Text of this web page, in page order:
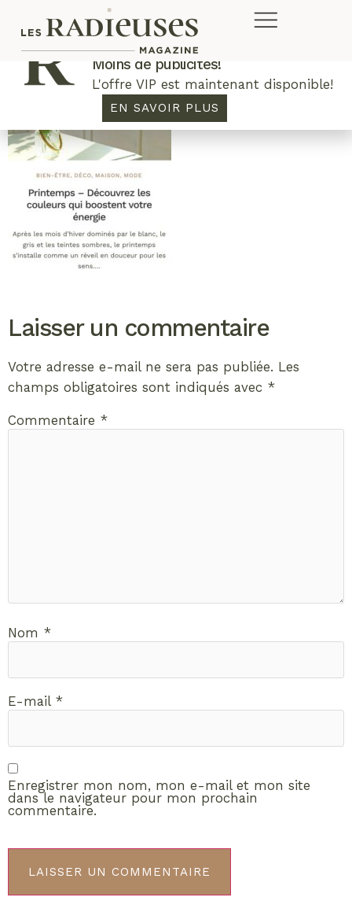
Laisser un commentaire
Votre adresse e-mail ne sera pas publiée. Les
champs obligatoires sont indiqués avec *
Commentaire *
Nom *
E-mail *
Enregistrer mon nom, mon e-mail et mon site
dans le navigateur pour mon prochain
commentaire.
Plus de concours. Plus de rabais.
Moins de publicités!
L'offre VIP est maintenant disponible!
EN SAVOIR PLUS